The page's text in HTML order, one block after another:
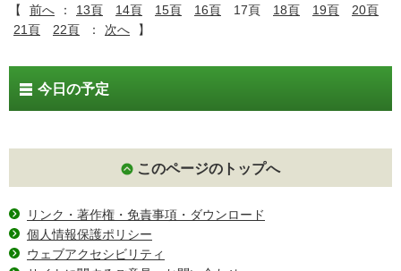
【
前へ ： 13頁 14頁 15頁 16頁 17頁 18頁 19頁
20頁
21頁
22頁 ： 次へ 】
今日の予定
このページのトップへ
リンク・著作権・免責事項・ダウンロード
個人情報保護ポリシー
ウェブアクセシビリティ